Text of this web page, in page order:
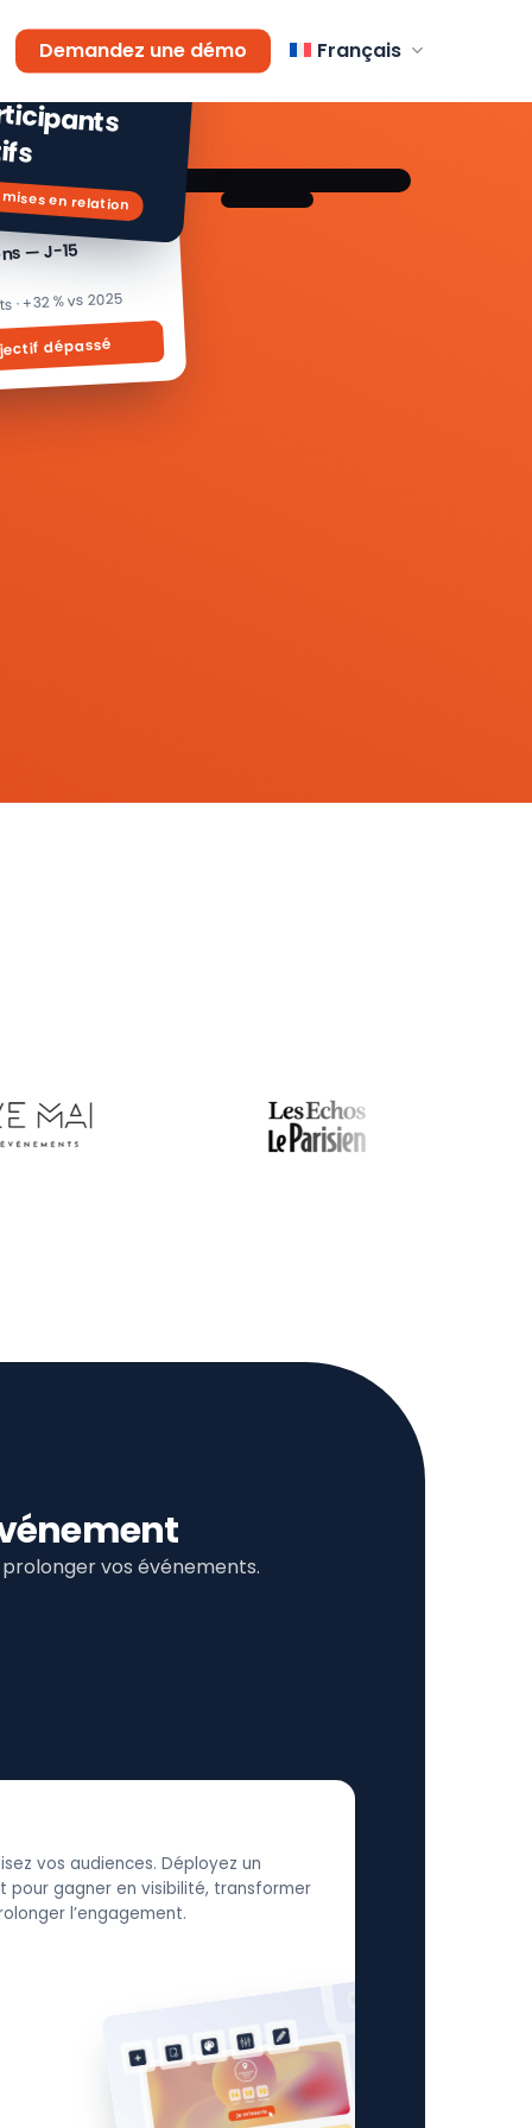
Demandez une démo Français
— J-15
· +32 % vs 2025
dépassé
de
mises en relation
vos événements.
vos audiences. Déployez un
gagner en visibilité, transformer
l’engagement.